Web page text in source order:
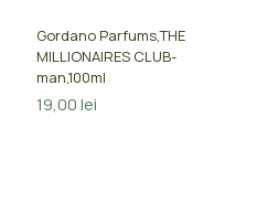
Gordano Parfums,THE
MILLIONAIRES CLUB-
man,100ml
19,00lei